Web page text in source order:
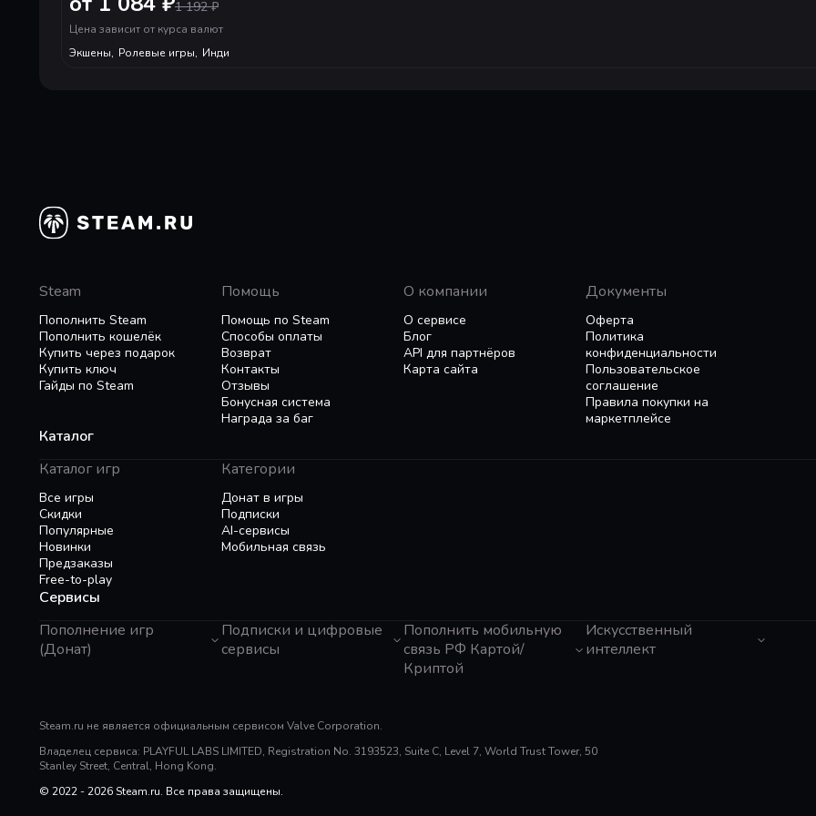
силу в войне против живого мира.
•Живое оружие -На ходу меняйте оружие из живых существ — от когтистых мечей до плетей-
боя.
способности, боссы, враги и открытия ждут вас в этом искореженном, растущем и пустынном мире
1 192 ₽
Цена зависит от курса валют
Экшены, Ролевые игры, Инди
Steam
Пополнить Steam
Пополнить кошелёк
Купить через подарок
Купить ключ
Гайды по Steam
Помощь
Помощь по Steam
Способы оплаты
Возврат
Контакты
Отзывы
Бонусная система
Награда за баг
О компании
О сервисе
Блог
API для партнёров
Карта сайта
Документы
Оферта
Политика
конфиденциальности
Пользовательское
соглашение
Правила покупки на
маркетплейсе
Каталог
Каталог игр
Все игры
Скидки
Популярные
Новинки
Предзаказы
Free-to-play
Категории
Донат в игры
Подписки
AI-сервисы
Мобильная связь
Сервисы
Пополнение игр
(Донат)
Genshin Impact
Super SUS
PUBG Mobile
Free Fire
Whiteout Survival
Подписки и цифровые
сервисы
Telegram Премиум
Rewarble
Razer Gold
Poppo Live
Пополнить мобильную
связь РФ Картой/
Криптой
МТС
Искусственный
интеллект
Perplexity
Suno AI
Steam.ru не является официальным сервисом Valve Corporation.
Владелец сервиса: PLAYFUL LABS LIMITED, Registration No. 3193523, Suite C, Level 7, World Trust Tower, 50
Stanley Street, Central, Hong Kong.
© 2022 - 2026 Steam.ru. Все права защищены.